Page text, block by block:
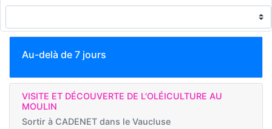
Au-delà de 7 jours
VISITE ET DÉCOUVERTE DE L'OLÉICULTURE AU
MOULIN
Sortir à CADENET dans le Vaucluse